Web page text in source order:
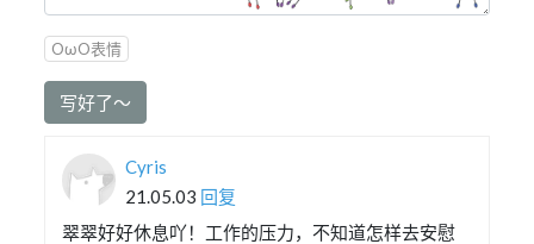
OωO表情
写好了～
Cyris
21.05.03 回复
翠翠好好休息吖！工作的压力，不知道怎样去安慰